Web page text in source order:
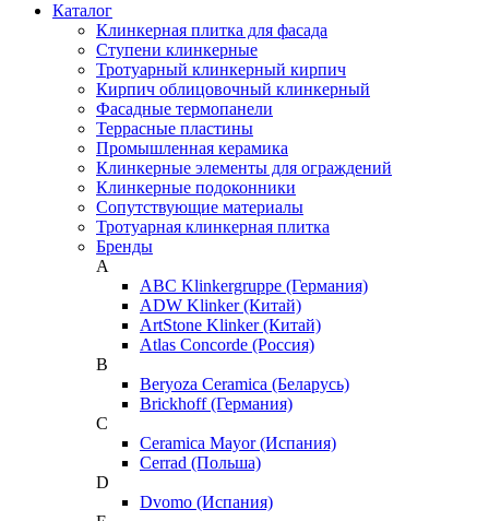
Каталог
Клинкерная плитка для фасада
Ступени клинкерные
Тротуарный клинкерный кирпич
Кирпич облицовочный клинкерный
Фасадные термопанели
Террасные пластины
Промышленная керамика
Клинкерные элементы для ограждений
Клинкерные подоконники
Сопутствующие материалы
Тротуарная клинкерная плитка
Бренды
A
ABC Klinkergruppe (Германия)
ADW Klinker (Китай)
ArtStone Klinker (Китай)
Atlas Concorde (Россия)
B
Beryoza Ceramica (Беларусь)
Brickhoff (Германия)
C
Ceramica Mayor (Испания)
Cerrad (Польша)
D
Dvomo (Испания)